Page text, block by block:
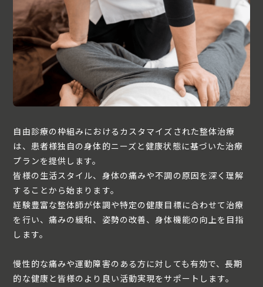
自由診療の枠組みにおけるカスタマイズされた整体治療
は、患者様独自の身体的ニーズと健康状態に基づいた治療
プランを提供します。
皆様の生活スタイル、身体の痛みや不調の原因を深く理解
することから始まります。
経験豊富な整体師が体調や特定の健康目標に合わせて治療
を行い、痛みの緩和、姿勢の改善、身体機能の向上を目指
します。
慢性的な痛みや運動障害のある方に対しても有効で、長期
的な健康と皆様のより良い活動実現をサポートします。